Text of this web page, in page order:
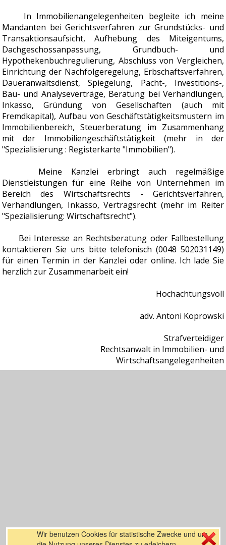
In Immobilienangelegenheiten begleite ich meine
Mandanten bei Gerichtsverfahren zur Grundstücks- und
Transaktionsaufsicht, Aufhebung des Miteigentums,
Dachgeschossanpassung, Grundbuch- und
Hypothekenbuchregulierung, Abschluss von Vergleichen,
Einrichtung der Nachfolgeregelung, Erbschaftsverfahren,
Daueranwaltsdienst, Spiegelung, Pacht-, Investitions-,
Bau- und Analyseverträge, Beratung bei Verhandlungen,
Inkasso, Gründung von Gesellschaften (auch mit
Fremdkapital), Aufbau von Geschäftstätigkeitsmustern im
Immobilienbereich, Steuerberatung im Zusammenhang
mit der Immobiliengeschäftstätigkeit (mehr in der
"Spezialisierung : Registerkarte "Immobilien").
Meine Kanzlei erbringt auch regelmäßige
Dienstleistungen für eine Reihe von Unternehmen im
Bereich des Wirtschaftsrechts - Gerichtsverfahren,
Verhandlungen, Inkasso, Vertragsrecht (mehr im Reiter
"Spezialisierung: Wirtschaftsrecht").
Bei Interesse an Rechtsberatung oder Fallbestellung
kontaktieren Sie uns bitte telefonisch (0048 502031149)
für einen Termin in der Kanzlei oder online. Ich lade Sie
herzlich zur Zusammenarbeit ein!
Hochachtungsvoll
adv. Antoni Koprowski
Strafverteidiger
Rechtsanwalt in Immobilien- und
Wirtschaftsangelegenheiten
Wir benutzen Cookies für statistische Zwecke und um